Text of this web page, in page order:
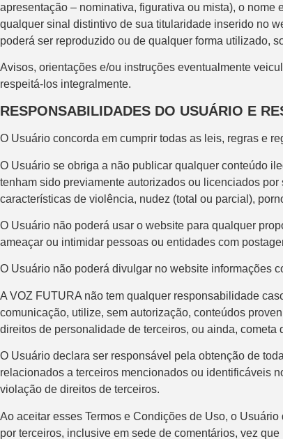
apresentação – nominativa, figurativa ou mista), o
qualquer sinal distintivo de sua titularidade inserido no
poderá ser reproduzido ou de qualquer forma utilizado,
Avisos, orientações e/ou instruções eventualmente
respeitá-los integralmente.
RESPONSABILIDADES DO USUÁRIO E
O Usuário concorda em cumprir todas as leis, regras e
O Usuário se obriga a não publicar qualquer conteúdo
tenham sido previamente autorizados ou licenciados
características de violência, nudez (total ou parcial),
O Usuário não poderá usar o website para qualquer
ameaçar ou intimidar pessoas ou entidades com
O Usuário não poderá divulgar no website informações
A VOZ FUTURA não tem qualquer responsabilidade
comunicação, utilize, sem autorização, conteúdos
direitos de personalidade de terceiros, ou ainda,
O Usuário declara ser responsável pela obtenção de
relacionados a terceiros mencionados ou identificáveis
violação de direitos de terceiros.
Ao aceitar esses Termos e Condições de Uso, o
por terceiros, inclusive em sede de comentários, vez